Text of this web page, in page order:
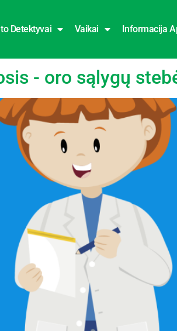
Detektyvai Vaikai Informacija
- oro sąlygų